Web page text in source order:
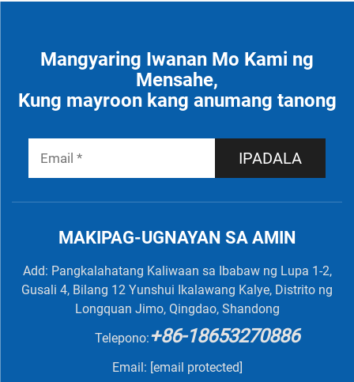
Mangyaring Iwanan Mo Kami ng
Mensahe,
Kung mayroon kang anumang tanong
IPADALA
MAKIPAG-UGNAYAN SA AMIN
Add: Pangkalahatang Kaliwaan sa Ibabaw ng Lupa 1-2,
Gusali 4, Bilang 12 Yunshui Ikalawang Kalye, Distrito ng
Longquan Jimo, Qingdao, Shandong
Telepono:+86-18653270886
Email: [email protected]